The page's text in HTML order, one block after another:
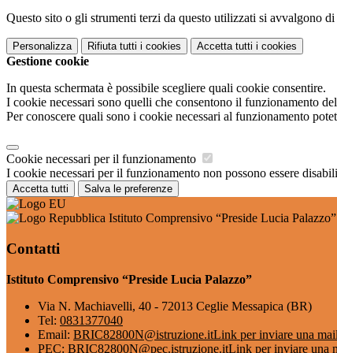
Questo sito o gli strumenti terzi da questo utilizzati si avvalgono
Personalizza Rifiuta tutti i cookies Accetta tutti i cookies
Gestione cookie
In questa schermata è possibile scegliere quali cookie consentire.
I cookie necessari sono quelli che consentono il funzionamento
Per conoscere quali sono i cookie necessari al funzionamento
Cookie necessari per il funzionamento
I cookie necessari per il funzionamento non possono essere
Accetta tutti Salva le preferenze
Istituto Comprensivo “Preside Lucia Palazzo”
Contatti
Istituto Comprensivo “Preside Lucia Palazzo”
Via N. Machiavelli, 40 - 72013 Ceglie Messapica (BR)
Tel: 0831377040
Email: BRIC82800N@istruzione.itLink per inviare una mail
PEC: BRIC82800N@pec.istruzione.itLink per inviare una